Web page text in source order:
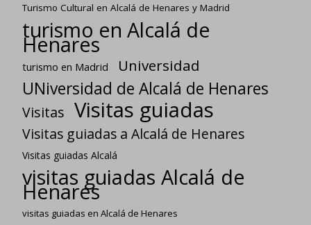
Turismo Cultural en Alcalá de Henares y Madrid
turismo en Alcalá de
Henares
turismo en Madrid Universidad
UNiversidad de Alcalá de Henares
Visitas Visitas guiadas
Visitas guiadas a Alcalá de Henares
Visitas guiadas Alcalá
visitas guiadas Alcalá de
Henares
visitas guiadas en Alcalá de Henares